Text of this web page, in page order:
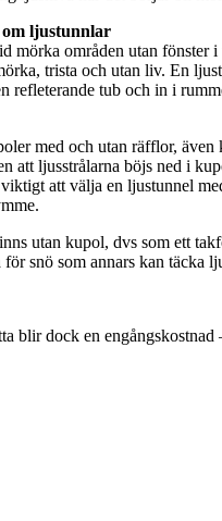
ljustunnlar
mörka områden utan fönster
trista och utan liv. En
refleterande tub och in i
med och utan räfflor, även
att ljusstrålarna böjs ned i
att välja en ljustunnel
utan kupol, dvs som ett
snö som annars kan täcka
blir dock en